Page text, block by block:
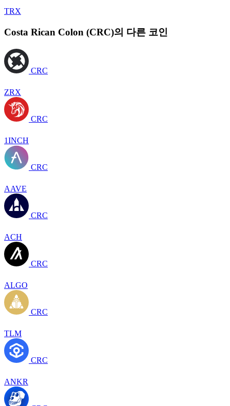
TRX
Costa Rican Colon (CRC)의 다른 코인
CRC
ZRX
CRC
1INCH
CRC
AAVE
CRC
ACH
CRC
ALGO
CRC
TLM
CRC
ANKR